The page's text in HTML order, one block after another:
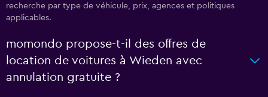
recherche par type de véhicule, prix, agences et politiques
applicables.
momondo propose-t-il des offres de
location de voitures à Wieden avec
annulation gratuite ?